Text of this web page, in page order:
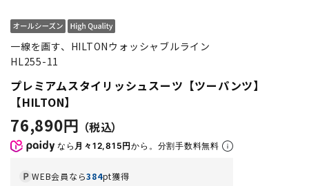
一線を画す、HILTONウォッシャブルライン
HL255-11
プレミアムスタイリッシュスーツ【ツーパンツ】
【HILTON】
76,890円
なら 月々12,815円から。分割手数料無料
WEB会員なら384pt獲得